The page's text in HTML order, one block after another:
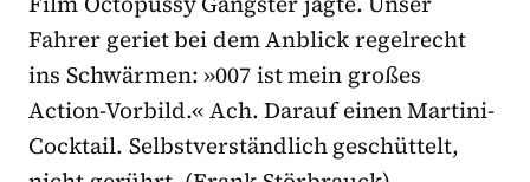
Fahrer geriet bei dem Anblick regelrecht
ins Schwärmen: »007 ist mein großes
Action-Vorbild.« Ach. Darauf einen Martini-
Cocktail. Selbstverständlich geschüttelt,